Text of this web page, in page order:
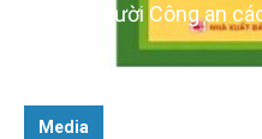
của Đảng
Media